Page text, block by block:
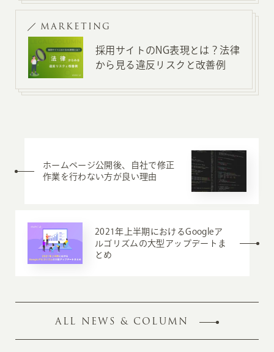
MARKETING
採用サイトのNG表現とは？法律
から見る違反リスクと改善例
ホームページ公開後、自社で修正
作業を行わない方が良い理由
2021年上半期におけるGoogleア
ルゴリズムの大型アップデートま
とめ
ALL NEWS & COLUMN